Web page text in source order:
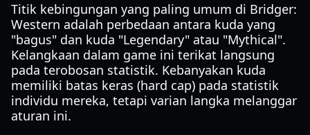
Titik kebingungan yang paling umum di Bridger:
Western adalah perbedaan antara kuda yang
"bagus" dan kuda "Legendary" atau "Mythical".
Kelangkaan dalam game ini terikat langsung
pada terobosan statistik. Kebanyakan kuda
memiliki batas keras (hard cap) pada statistik
individu mereka, tetapi varian langka melanggar
aturan ini.